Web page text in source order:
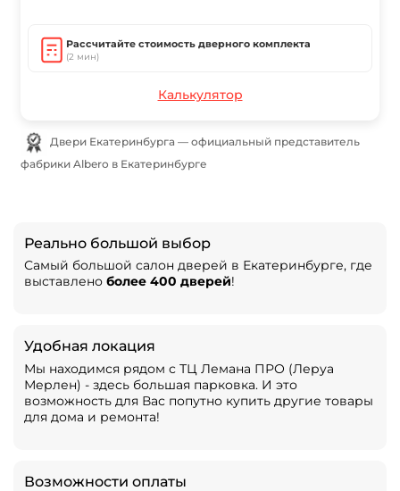
Рассчитайте стоимость дверного комплекта
(2 мин)
Калькулятор
фабрики Albero в Екатеринбурге
Реально большой выбор
Самый большой салон дверей в Екатеринбурге, где
выставлено более 400 дверей!
Удобная локация
Мы находимся рядом с ТЦ Лемана ПРО (Леруа
Мерлен) - здесь большая парковка. И это
возможность для Вас попутно купить другие товары
для дома и ремонта!
Возможности оплаты